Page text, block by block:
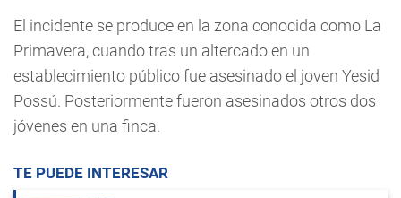
El incidente se produce en la zona conocida como La
Primavera, cuando tras un altercado en un
establecimiento público fue asesinado el joven Yesid
Possú. Posteriormente fueron asesinados otros dos
jóvenes en una finca.
TE PUEDE INTERESAR